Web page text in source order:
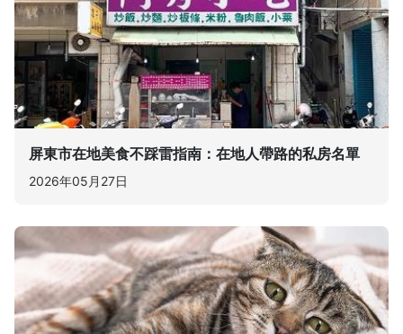
屏東市在地美食不踩雷指南：在地人帶路的私房名單
2026年05月27日